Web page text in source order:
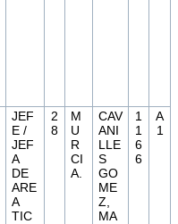
JEF
E /
JEF
A
DE
ARE
A
TIC
2
8
M
U
R
CI
A.
CAV
ANI
LLE
S
GO
ME
Z,
MA
1
1
6
6
A
1